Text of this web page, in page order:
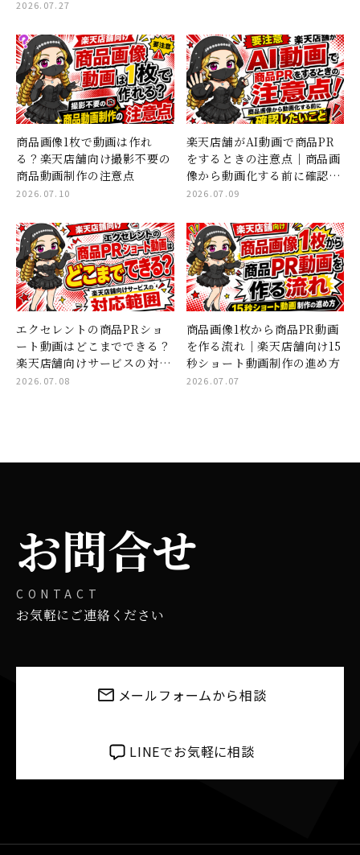
る「コンテンツページ×ショ
2026.07.27
商品画像1枚で動画は作れ
る？楽天店舗向け撮影不要の
商品動画制作の注意点
2026.07.10
楽天店舗がAI動画で商品PR
をするときの注意点｜商品画
像から動画化する前に確認し
たいこと
2026.07.09
エクセレントの商品PRショ
ート動画はどこまでできる？
楽天店舗向けサービスの対応
範囲
2026.07.08
商品画像1枚から商品PR動画
を作る流れ｜楽天店舗向け15
秒ショート動画制作の進め方
2026.07.07
お問合せ
CONTACT
お気軽にご連絡ください
メールフォームから相談
LINEでお気軽に相談